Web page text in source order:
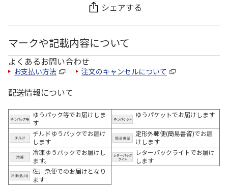
シェアする
マークや記載内容について
よくあるお問い合わせ
お支払い方法 注文のキャンセルについて
配送情報について
ゆうパック等でお届けしま
す
ゆうパケットでお届けします
チルドゆうパックでお届け
します
定形外郵便(簡易書留)でお届
けします
冷凍ゆうパックでお届けし
ます。
レターパックライトでお届け
します
佐川急便でのお届けとなり
ます